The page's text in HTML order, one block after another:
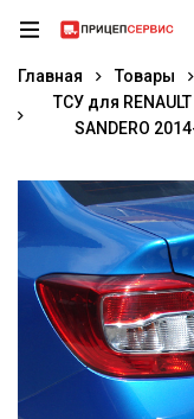
Главная Товары
ТСУ для
SANDERO